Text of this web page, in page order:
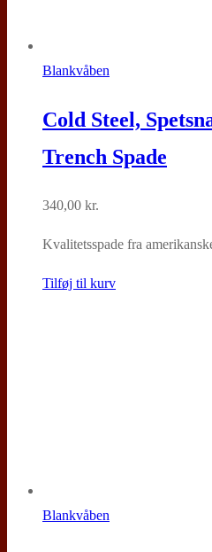
Blankvåben
Cold Steel,
Trench Spade
340,00 kr.
Kvalitetsspade fra
Tilføj til kurv
Blankvåben